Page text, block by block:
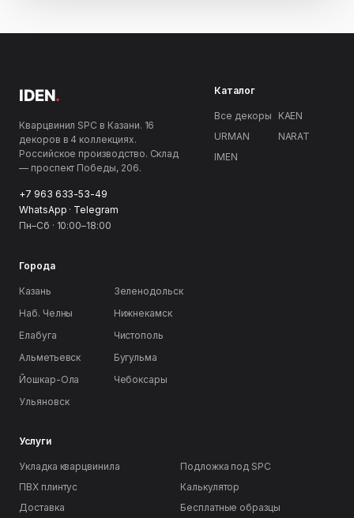
IDEN.
Кварцвинил SPC в Казани. 16
декоров в 4 коллекциях.
Российское производство. Склад
— проспект Победы, 206.
+7 963 633-53-49
WhatsApp · Telegram
Пн–Сб · 10:00–18:00
Каталог
Все декоры
KAEN
URMAN
NARAT
IMEN
Города
Казань
Зеленодольск
Наб. Челны
Нижнекамск
Елабуга
Чистополь
Альметьевск
Бугульма
Йошкар-Ола
Чебоксары
Ульяновск
Услуги
Укладка кварцвинила
Подложка под SPC
ПВХ плинтус
Калькулятор
Доставка
Бесплатные образцы